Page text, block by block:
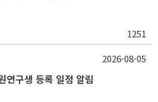
1251
연구생 등록 일정 알림
2026-08-05